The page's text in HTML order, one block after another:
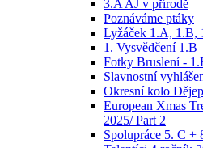
3.A AJ v přírodě
Poznáváme ptáky
Lyžáček 1.A, 1.B,
1. Vysvědčení 1.B
Fotky Bruslení -
Slavnostní
Okresní kolo
European Xmas
2025/ Part 2
Spolupráce 5. C +